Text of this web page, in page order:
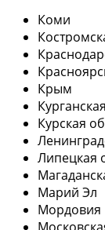
Коми
Крым
Курская
Липецкая
Марий Эл
Мордовия